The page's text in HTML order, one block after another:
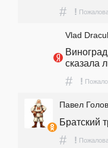
# !
Vlad
сказала
# !
Павел
Братский
# !